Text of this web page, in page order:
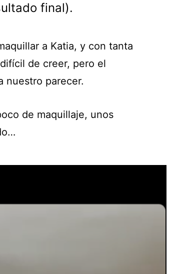
final).
a Katia, y con tanta
de creer, pero el
nuestro parecer.
de maquillaje, unos